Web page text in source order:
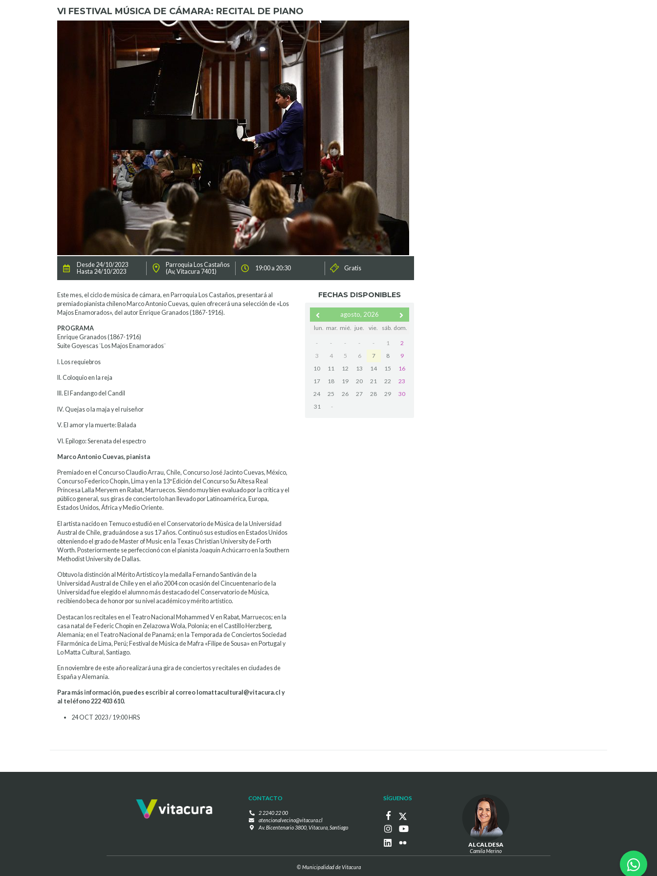
VI FESTIVAL MÚSICA DE CÁMARA: RECITAL DE PIANO
Desde 24/10/2023
Hasta 24/10/2023
Parroquia Los Castaños
(Av, Vitacura 7401)
19:00 a 20:30 Gratis
Este mes, el ciclo de música de cámara, en Parroquia Los Castaños, presentará al
premiado pianista chileno Marco Antonio Cuevas, quien ofrecerá una selección de «Los
Majos Enamorados», del autor Enrique Granados (1867-1916).
PROGRAMA
Enrique Granados (1867-1916)
Suite Goyescas ¨Los Majos Enamorados¨
I. Los requiebros
II. Coloquio en la reja
III. El Fandango del Candil
IV. Quejas o la maja y el ruiseñor
V. El amor y la muerte: Balada
VI. Epilogo: Serenata del espectro
Marco Antonio Cuevas, pianista
Premiado en el Concurso Claudio Arrau, Chile, Concurso José Jacinto Cuevas, México,
Concurso Federico Chopin, Lima y en la 13ª Edición del Concurso Su Altesa Real
Princesa Lalla Meryem en Rabat, Marruecos. Siendo muy bien evaluado por la crítica y el
público general, sus giras de concierto lo han llevado por Latinoamérica, Europa,
Estados Unidos, África y Medio Oriente.
El artista nacido en Temuco estudió en el Conservatorio de Música de la Universidad
Austral de Chile, graduándose a sus 17 años. Continuó sus estudios en Estados Unidos
obteniendo el grado de Master of Music en la Texas Christian University de Forth
Worth. Posteriormente se perfeccionó con el pianista Joaquín Achúcarro en la Southern
Methodist University de Dallas.
Obtuvo la distinción al Mérito Artístico y la medalla Fernando Santiván de la
Universidad Austral de Chile y en el año 2004 con ocasión del Cincuentenario de la
Universidad fue elegido el alumno más destacado del Conservatorio de Música,
recibiendo beca de honor por su nivel académico y mérito artístico.
Destacan los recitales en el Teatro Nacional Mohammed V en Rabat, Marruecos; en la
casa natal de Federic Chopin en Zelazowa Wola, Polonia; en el Castillo Herzberg,
Alemania; en el Teatro Nacional de Panamá; en la Temporada de Conciertos Sociedad
Filarmónica de Lima, Perú; Festival de Música de Mafra «Filipe de Sousa» en Portugal y
Lo Matta Cultural, Santiago.
En noviembre de este año realizará una gira de conciertos y recitales en ciudades de
España y Alemania.
Para más información, puedes escribir al correo lomattacultural@vitacura.cl y
al teléfono 222 403 610.
24 OCT 2023 / 19:00 HRS
FECHAS DISPONIBLES
agosto, 2026
lun. mar. mié. jue. vie. sáb. dom.
- - - - - 1
2
3
4 5 6 7 8
9
10
11 12 13 14 15
16
17
18 19 20 21 22
23
24
25 26 27 28 29
30
31
-
CONTACTO
2 2240 22 00
atencionalvecino@vitacura.cl
Av. Bicentenario 3800, Vitacura, Santiago
SÍGUENOS
ALCALDESA
Camila Merino
© Municipalidad de Vitacura